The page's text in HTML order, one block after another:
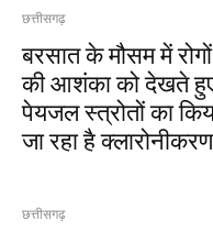
छत्तीसगढ़
बरसात के मौसम में रोगों
की आशंका को देखते
पेयजल स्त्रोतों का
जा रहा है क्लारोनीकरण
छत्तीसगढ़